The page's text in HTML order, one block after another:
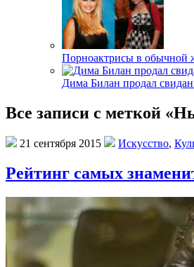
Порноактрисы в обычной
Дима Билан продал
Все записи с меткой
21 сентября 2015 Искусство,
Рейтинг самых